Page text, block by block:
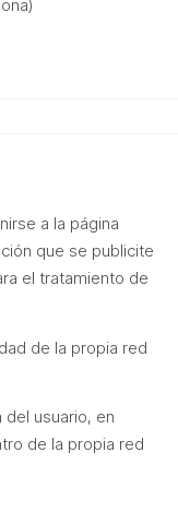
a la página
que se publicite
el tratamiento de
de la propia red
del usuario, en
de la propia red